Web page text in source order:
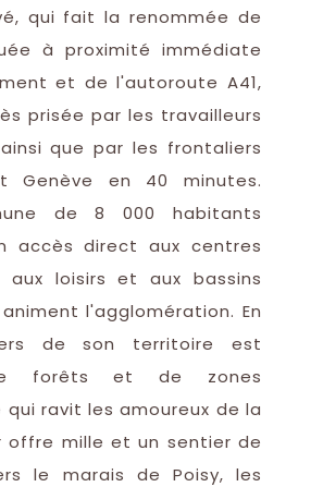
qui fait la renommée de
à proximité immédiate
et de l'autoroute A41,
prisée par les travailleurs
que par les frontaliers
Genève en 40 minutes.
de 8 000 habitants
accès direct aux centres
aux loisirs et aux bassins
l'agglomération. En
de son territoire est
forêts et de zones
ravit les amoureux de la
offre mille et un sentier de
le marais de Poisy, les